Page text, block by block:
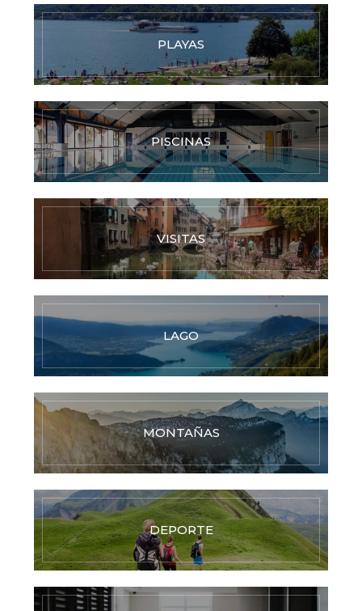
PLAYAS
PISCINAS
VISITAS
LAGO
MONTAÑAS
DEPORTE